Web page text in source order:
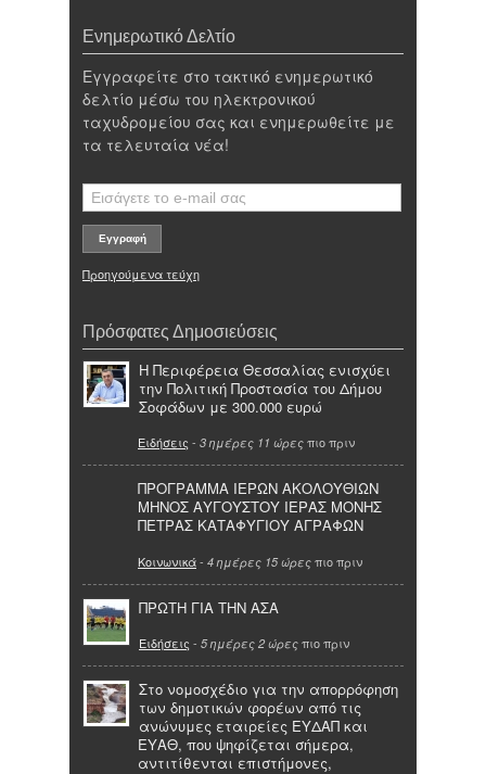
Ενημερωτικό Δελτίο
Εγγραφείτε στο τακτικό ενημερωτικό
δελτίο μέσω του ηλεκτρονικού
ταχυδρομείου σας και ενημερωθείτε με
τα τελευταία νέα!
Προηγούμενα τεύχη
Πρόσφατες Δημοσιεύσεις
Η Περιφέρεια Θεσσαλίας ενισχύει
την Πολιτική Προστασία του Δήμου
Σοφάδων με 300.000 ευρώ
Ειδήσεις - 3 ημέρες 11 ώρες πιο πριν
ΠΡΟΓΡΑΜΜΑ ΙΕΡΩΝ ΑΚΟΛΟΥΘΙΩΝ
ΜΗΝΟΣ ΑΥΓΟΥΣΤΟΥ ΙΕΡΑΣ ΜΟΝΗΣ
ΠΕΤΡΑΣ ΚΑΤΑΦΥΓΙΟΥ ΑΓΡΑΦΩΝ
Κοινωνικά- 4 ημέρες 15 ώρες πιο πριν
ΠΡΩΤΗ ΓΙΑ ΤΗΝ ΑΣΑ
Ειδήσεις - 5 ημέρες 2 ώρες πιο πριν
Στο νομοσχέδιο για την απορρόφηση
των δημοτικών φορέων από τις
ανώνυμες εταιρείες ΕΥΔΑΠ και
ΕΥΑΘ, που ψηφίζεται σήμερα,
αντιτίθενται επιστήμονες,